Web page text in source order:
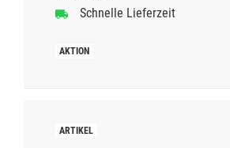
Schnelle Lieferzeit